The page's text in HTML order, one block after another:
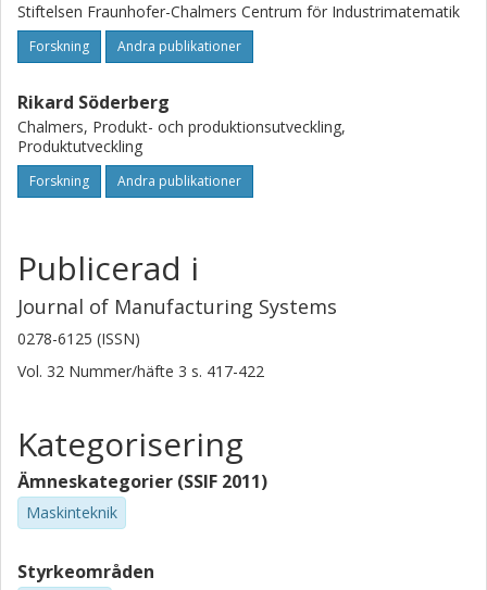
Stiftelsen Fraunhofer-Chalmers Centrum för Industrimatematik
Forskning Andra publikationer
Rikard Söderberg
Chalmers, Produkt- och produktionsutveckling,
Produktutveckling
Forskning Andra publikationer
Publicerad i
Journal of Manufacturing Systems
0278-6125 (ISSN)
Vol. 32 Nummer/häfte 3 s. 417-422
Kategorisering
Ämneskategorier (SSIF 2011)
Maskinteknik
Styrkeområden